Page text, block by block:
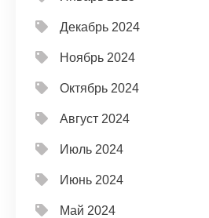
Декабрь 2024
Ноябрь 2024
Октябрь 2024
Август 2024
Июль 2024
Июнь 2024
Май 2024